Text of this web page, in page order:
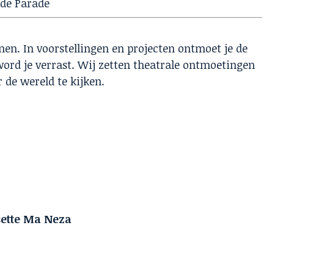
Parade
In voorstellingen en projecten ontmoetje de
je verrast. Wij zetten theatrale ontmoetingen
de wereld te kijken.
Ma Neza